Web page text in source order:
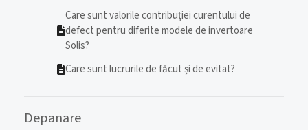
Care sunt valorile contribuției curentului de
defect pentru diferite modele de invertoare
Solis?
Care sunt lucrurile de făcut și de evitat?
Depanare